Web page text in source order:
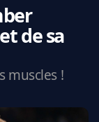
de sa
muscles !